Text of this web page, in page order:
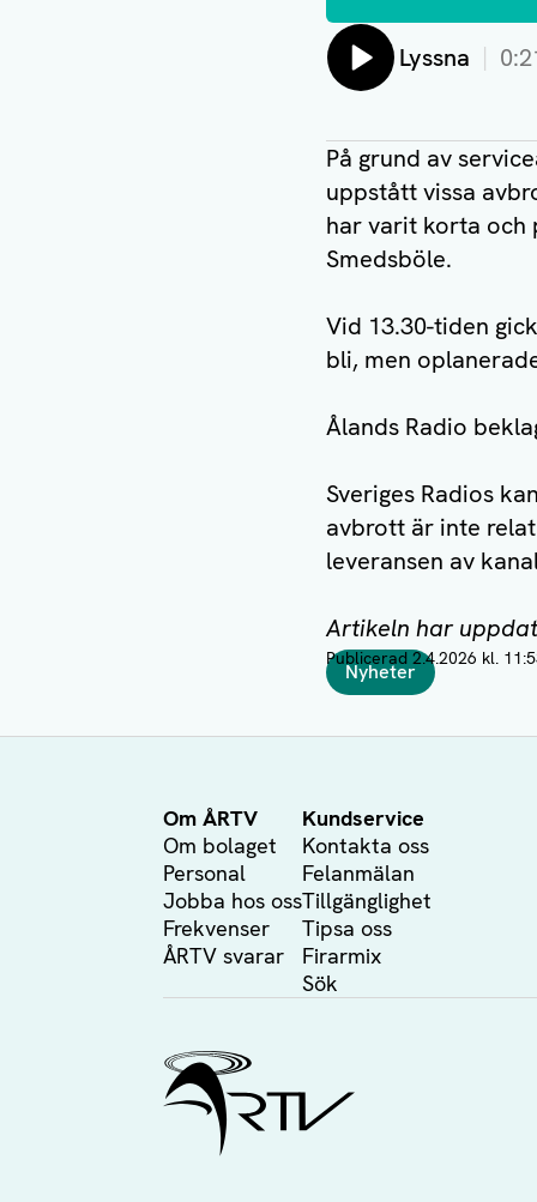
Lyssna
På grund av
uppstått vissa
har varit korta och
Smedsböle.
Vid 13.30-tiden
bli, men
Ålands Radio
Sveriges Radios
avbrott är inte
leveransen av
Artikeln har
Taggar
Nyheter
Författare
Publicerad 2.4.2026 kl.
Om ÅRTV
Om bolaget
Personal
Jobba hos oss
Frekvenser
ÅRTV svarar
Kundservice
Kontakta oss
Felanmälan
Tillgänglighet
Tipsa oss
Firarmix
Sök
Ålands Radio & TV